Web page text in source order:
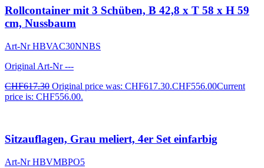
Rollcontainer mit 3 Schüben, B 42,8 x T 58 x H 59
cm, Nussbaum
Art-NrHBVAC30NNBS
Original Art-Nr---
CHF617.30 Original price was: CHF617.30.CHF556.00Current
price is: CHF556.00.
Sitzauflagen, Grau meliert, 4er Set einfarbig
Art-NrHBVMBPO5